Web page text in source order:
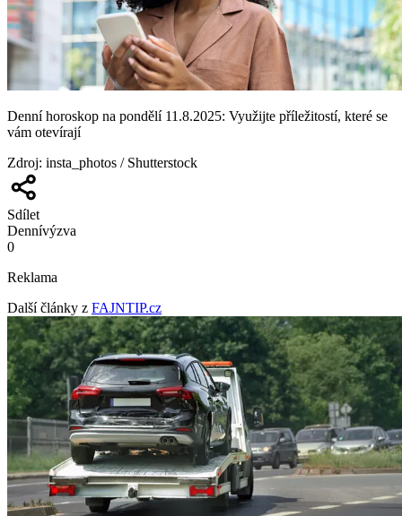
Denní horoskop na pondělí 11.8.2025: Využijte příležitostí, které se
vám otevírají
Zdroj: insta_photos / Shutterstock
Sdílet
Dennívýzva
0
Reklama
Další články z FAJNTIP.cz